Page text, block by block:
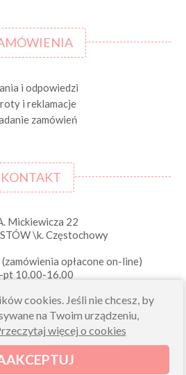
i odpowiedzi
i reklamacje
zamówień
KONTAKT
Mickiewicza 22
\k. Częstochowy
opłacone on-line)
pt 10.00-16.00
34 506 50 60
34 506 50 70
573 262 56 01
cookies. Jeśli nie chcesz, by
na Twoim urządzeniu,
więcej o cookies